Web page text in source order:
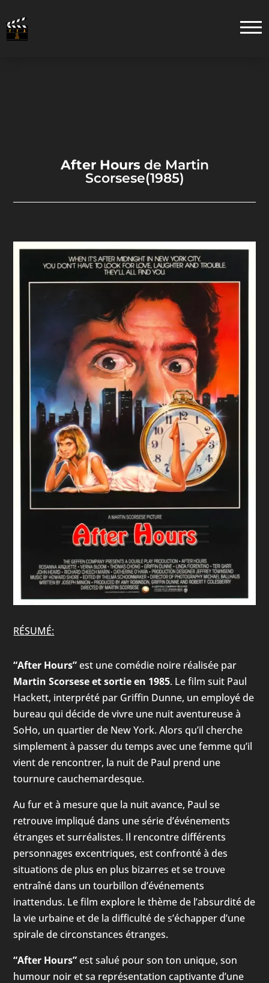
After Hoursde Martin
Scorsese(1985)
RÉSUMÉ:
“After Hours”est une comédie noire réalisée par
Martin Scorsese et sortie en 1985. Le film suit Paul
Hackett, interprété par Griffin Dunne, un employé de
bureau qui décide de vivre une nuit aventureuse à
SoHo, un quartier de New York. Alors qu’il cherche
simplement à passer du temps avec une femme qu’il
vient de rencontrer, la nuit de Paul prend une
tournure cauchemardesque.
Au fur et à mesure que la nuit avance, Paul se
retrouve impliqué dans une série d’événements
étranges et surréalistes. Il rencontre différents
personnages excentriques, est confronté à des
situations de plus en plus bizarres et se trouve
entraîné dans un tourbillon d’événements
inattendus. Le film explore le thème de l’absurdité de
la vie urbaine et de la difficulté de s’échapper d’une
spirale de circonstances étranges.
“After Hours”est salué pour son ton unique, son
humour noir et sa représentation captivante d’une